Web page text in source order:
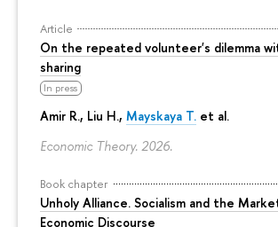
Article
On the repeated volunteer's dilemma
sharing
In press
Amir R., Liu H., Mayskaya T. et al.
Economic Theory. 2026.
Book chapter
Unholy Alliance. Socialism and the
Economic Discourse